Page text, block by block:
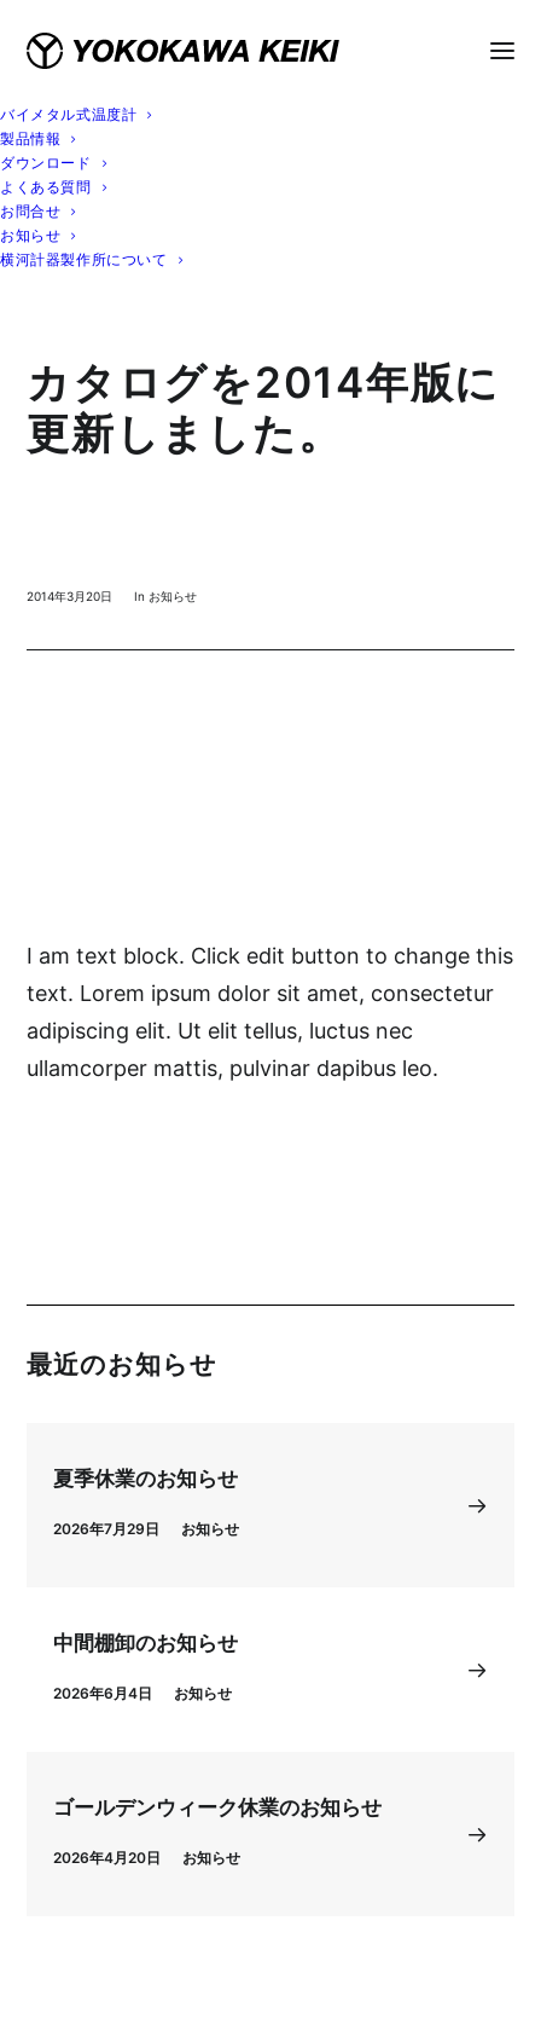
バイメタル式温度計
製品情報
ダウンロード
よくある質問
お問合せ
お知らせ
横河計器製作所について
カタログを2014年版に
更新しました。
2014年3月20日 In お知らせ
I am text block. Click edit button to change this
text. Lorem ipsum dolor sit amet, consectetur
adipiscing elit. Ut elit tellus, luctus nec
ullamcorper mattis, pulvinar dapibus leo.
最近のお知らせ
夏季休業のお知らせ
2026年7月29日 お知らせ
中間棚卸のお知らせ
2026年6月4日 お知らせ
ゴールデンウィーク休業のお知らせ
2026年4月20日 お知らせ